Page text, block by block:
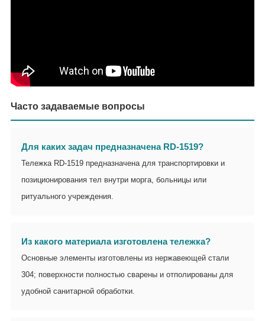
Часто задаваемые вопросы
Для каких задач предназначена RD-1519?
Тележка RD-1519 предназначена для транспортировки и
позиционирования тел внутри морга, больницы или
ритуального учреждения.
Из какого материала изготовлена тележка?
Основные элементы изготовлены из нержавеющей стали
304; поверхности полностью сварены и отполированы для
удобной санитарной обработки.